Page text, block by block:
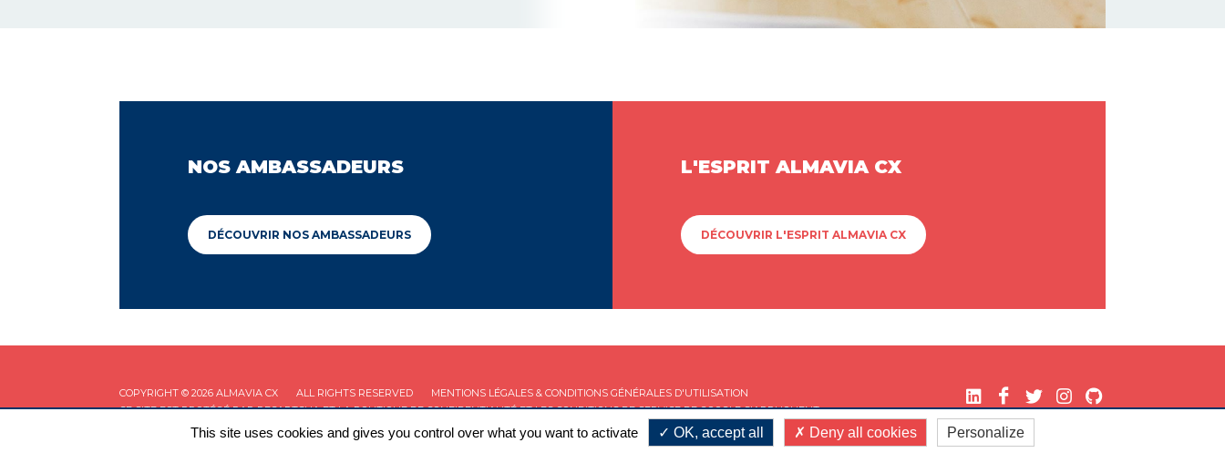
NOS AMBASSADEURS
DÉCOUVRIR NOS AMBASSADEURS
L'ESPRIT ALMAVIA CX
DÉCOUVRIR L'ESPRIT ALMAVIA CX
COPYRIGHT © 2026 ALMAVIA CX ALL RIGHTS RESERVED
MENTIONS LÉGALES & CONDITIONS GÉNÉRALES D'UTILISATION
CE SITE EST PROTÉGÉ PAR RECAPTCHA ET LAPOLITIQUE DE CONFIDENTIALITÉET LESCONDITIONS DE SERVICEDE GOOGLE S'APPLIQUENT.
This site uses cookies and gives you control over what you want to activate OK, accept all Deny all cookies Personalize